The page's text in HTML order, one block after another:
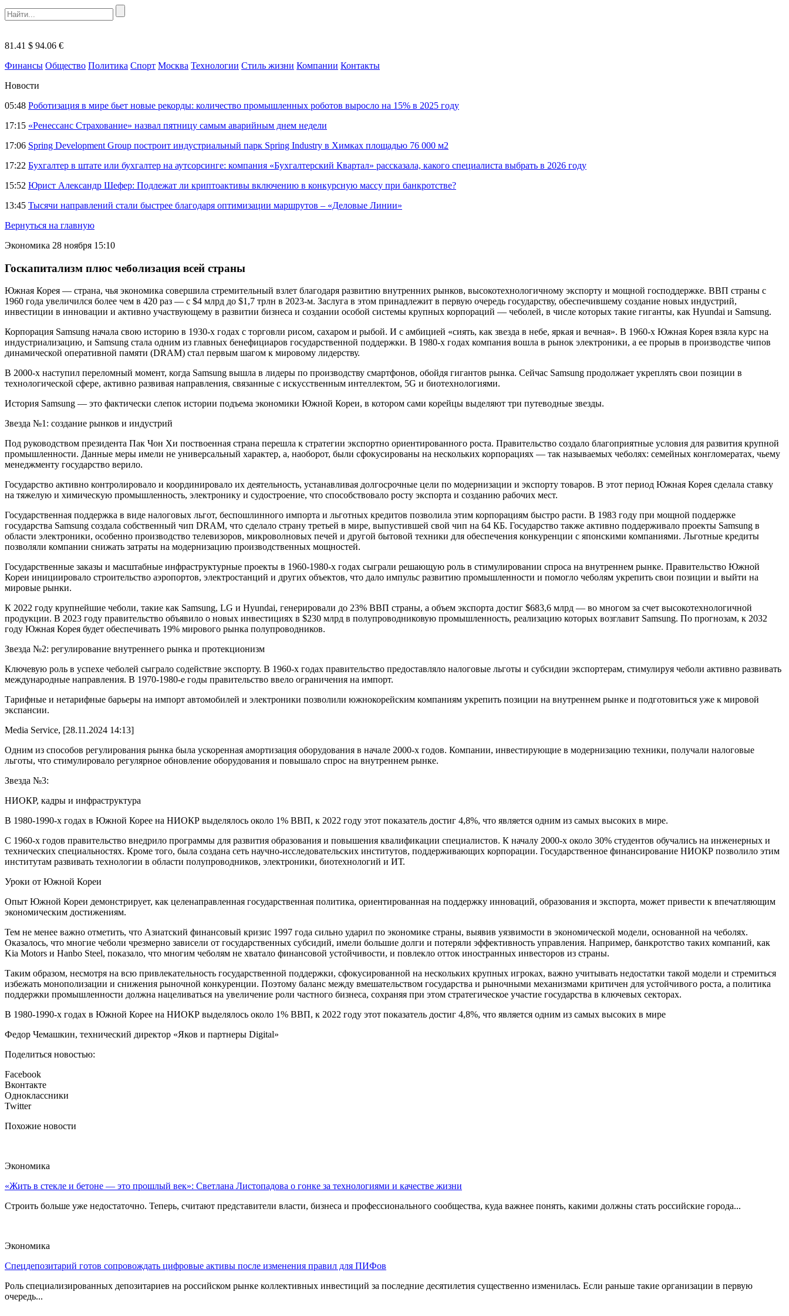
81.41 $ 94.06 €
Финансы Общество Политика Спорт Москва Технологии Стиль жизни Компании Контакты
Новости
05:48 Роботизация в мире бьет новые рекорды: количество промышленных роботов выросло на 15% в 2025 году
17:15 «Ренессанс Страхование» назвал пятницу самым аварийным днем недели
17:06 Spring Development Group построит индустриальный парк Spring Industry в Химках площадью 76 000 м2
17:22 Бухгалтер в штате или бухгалтер на аутсорсинге: компания «Бухгалтерский Квартал» рассказала, какого специалиста выбрать в 2026 году
15:52 Юрист Александр Шефер: Подлежат ли криптоактивы включению в конкурсную массу при банкротстве?
13:45 Тысячи направлений стали быстрее благодаря оптимизации маршрутов – «Деловые Линии»
Вернуться на главную
Экономика 28 ноября 15:10
Госкапитализм плюс чеболизация всей страны
Южная Корея — страна, чья экономика совершила стремительный взлет благодаря развитию внутренних рынков, высокотехнологичному экспорту и мощной господдержке. ВВП страны с
1960 года увеличился более чем в 420 раз — с $4 млрд до $1,7 трлн в 2023‑м. Заслуга в этом принадлежит в первую очередь государству, обеспечившему создание новых индустрий,
инвестиции в инновации и активно участвующему в развитии бизнеса и создании особой системы крупных корпораций — чеболей, в числе которых такие гиганты, как Hyundai и Samsung.
Корпорация Samsung начала свою историю в 1930‑х годах с торговли рисом, сахаром и рыбой. И с амбицией «сиять, как звезда в небе, яркая и вечная». В 1960‑х Южная Корея взяла курс на
индустриализацию, и Samsung стала одним из главных бенефициаров государственной поддержки. В 1980‑х годах компания вошла в рынок электроники, а ее прорыв в производстве чипов
динамической оперативной памяти (DRAM) стал первым шагом к мировому лидерству.
В 2000‑х наступил переломный момент, когда Samsung вышла в лидеры по производству смартфонов, обойдя гигантов рынка. Сейчас Samsung продолжает укреплять свои позиции в
технологической сфере, активно развивая направления, связанные с искусственным интеллектом, 5G и биотехнологиями.
История Samsung — это фактически слепок истории подъема экономики Южной Кореи, в котором сами корейцы выделяют три путеводные звезды.
Звезда №1: создание рынков и индустрий
Под руководством президента Пак Чон Хи поствоенная страна перешла к стратегии экспортно ориентированного роста. Правительство создало благоприятные условия для развития крупной
промышленности. Данные меры имели не универсальный характер, а, наоборот, были сфокусированы на нескольких корпорациях — так называемых чеболях: семейных конгломератах, чьему
менеджменту государство верило.
Государство активно контролировало и координировало их деятельность, устанавливая долгосрочные цели по модернизации и экспорту товаров. В этот период Южная Корея сделала ставку
на тяжелую и химическую промышленность, электронику и судостроение, что способствовало росту экспорта и созданию рабочих мест.
Государственная поддержка в виде налоговых льгот, беспошлинного импорта и льготных кредитов позволила этим корпорациям быстро расти. В 1983 году при мощной поддержке
государства Samsung создала собственный чип DRAM, что сделало страну третьей в мире, выпустившей свой чип на 64 КБ. Государство также активно поддерживало проекты Samsung в
области электроники, особенно производство телевизоров, микроволновых печей и другой бытовой техники для обеспечения конкуренции с японскими компаниями. Льготные кредиты
позволяли компании снижать затраты на модернизацию производственных мощностей.
Государственные заказы и масштабные инфраструктурные проекты в 1960-1980‑х годах сыграли решающую роль в стимулировании спроса на внутреннем рынке. Правительство Южной
Кореи инициировало строительство аэропортов, электростанций и других объектов, что дало импульс развитию промышленности и помогло чеболям укрепить свои позиции и выйти на
мировые рынки.
К 2022 году крупнейшие чеболи, такие как Samsung, LG и Hyundai, генерировали до 23% ВВП страны, а объем экспорта достиг $683,6 млрд — во многом за счет высокотехнологичной
продукции. В 2023 году правительство объявило о новых инвестициях в $230 млрд в полупроводниковую промышленность, реализацию которых возглавит Samsung. По прогнозам, к 2032
году Южная Корея будет обеспечивать 19% мирового рынка полупроводников.
Звезда №2: регулирование внутреннего рынка и протекционизм
Ключевую роль в успехе чеболей сыграло содействие экспорту. В 1960‑х годах правительство предоставляло налоговые льготы и субсидии экспортерам, стимулируя чеболи активно развивать
международные направления. В 1970-1980‑е годы правительство ввело ограничения на импорт.
Тарифные и нетарифные барьеры на импорт автомобилей и электроники позволили южнокорейским компаниям укрепить позиции на внутреннем рынке и подготовиться уже к мировой
экспансии.
Media Service, [28.11.2024 14:13]
Одним из способов регулирования рынка была ускоренная амортизация оборудования в начале 2000‑х годов. Компании, инвестирующие в модернизацию техники, получали налоговые
льготы, что стимулировало регулярное обновление оборудования и повышало спрос на внутреннем рынке.
Звезда №3:
НИОКР, кадры и инфраструктура
В 1980-1990‑х годах в Южной Корее на НИОКР выделялось около 1% ВВП, к 2022 году этот показатель достиг 4,8%, что является одним из самых высоких в мире.
С 1960‑х годов правительство внедрило программы для развития образования и повышения квалификации специалистов. К началу 2000‑х около 30% студентов обучались на инженерных и
технических специальностях. Кроме того, была создана сеть научно-исследовательских институтов, поддерживающих корпорации. Государственное финансирование НИОКР позволило этим
институтам развивать технологии в области полупроводников, электроники, биотехнологий и ИТ.
Уроки от Южной Кореи
Опыт Южной Кореи демонстрирует, как целенаправленная государственная политика, ориентированная на поддержку инноваций, образования и экспорта, может привести к впечатляющим
экономическим достижениям.
Тем не менее важно отметить, что Азиатский финансовый кризис 1997 года сильно ударил по экономике страны, выявив уязвимости в экономической модели, основанной на чеболях.
Оказалось, что многие чеболи чрезмерно зависели от государственных субсидий, имели большие долги и потеряли эффективность управления. Например, банкротство таких компаний, как
Kia Motors и Hanbo Steel, показало, что многим чеболям не хватало финансовой устойчивости, и повлекло отток иностранных инвесторов из страны.
Таким образом, несмотря на всю привлекательность государственной поддержки, сфокусированной на нескольких крупных игроках, важно учитывать недостатки такой модели и стремиться
избежать монополизации и снижения рыночной конкуренции. Поэтому баланс между вмешательством государства и рыночными механизмами критичен для устойчивого роста, а политика
поддержки промышленности должна нацеливаться на увеличение роли частного бизнеса, сохраняя при этом стратегическое участие государства в ключевых секторах.
В 1980-1990‑х годах в Южной Корее на НИОКР выделялось около 1% ВВП, к 2022 году этот показатель достиг 4,8%, что является одним из самых высоких в мире
Федор Чемашкин, технический директор «Яков и партнеры Digital»
Поделиться новостью:
Facebook
Вконтакте
Одноклассники
Twitter
Похожие новости
Экономика
«Жить в стекле и бетоне — это прошлый век»: Светлана Листопадова о гонке за технологиями и качестве жизни
Строить больше уже недостаточно. Теперь, считают представители власти, бизнеса и профессионального сообщества, куда важнее понять, какими должны стать российские города...
Экономика
Спецдепозитарий готов сопровождать цифровые активы после изменения правил для ПИФов
Роль специализированных депозитариев на российском рынке коллективных инвестиций за последние десятилетия существенно изменилась. Если раньше такие организации в первую
очередь...